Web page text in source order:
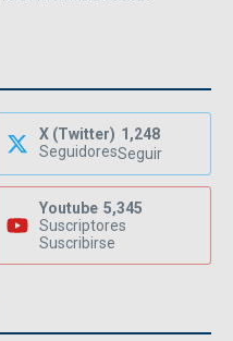
X (Twitter) 1,248
SeguidoresSeguir
Youtube 5,345
Suscriptores
Suscribirse